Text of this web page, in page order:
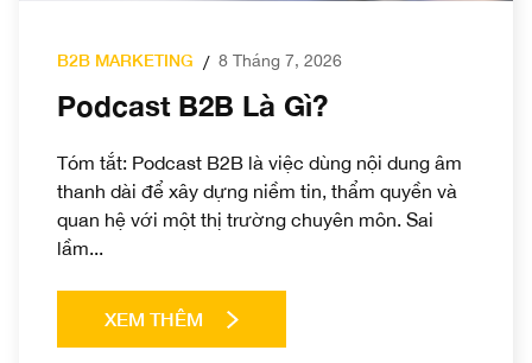
B2B MARKETING / 8 Tháng 7, 2026
Podcast B2B Là Gì?
Tóm tắt: Podcast B2B là việc dùng nội dung âm
thanh dài để xây dựng niềm tin, thẩm quyền và
quan hệ với một thị trường chuyên môn. Sai
lầm...
XEM THÊM